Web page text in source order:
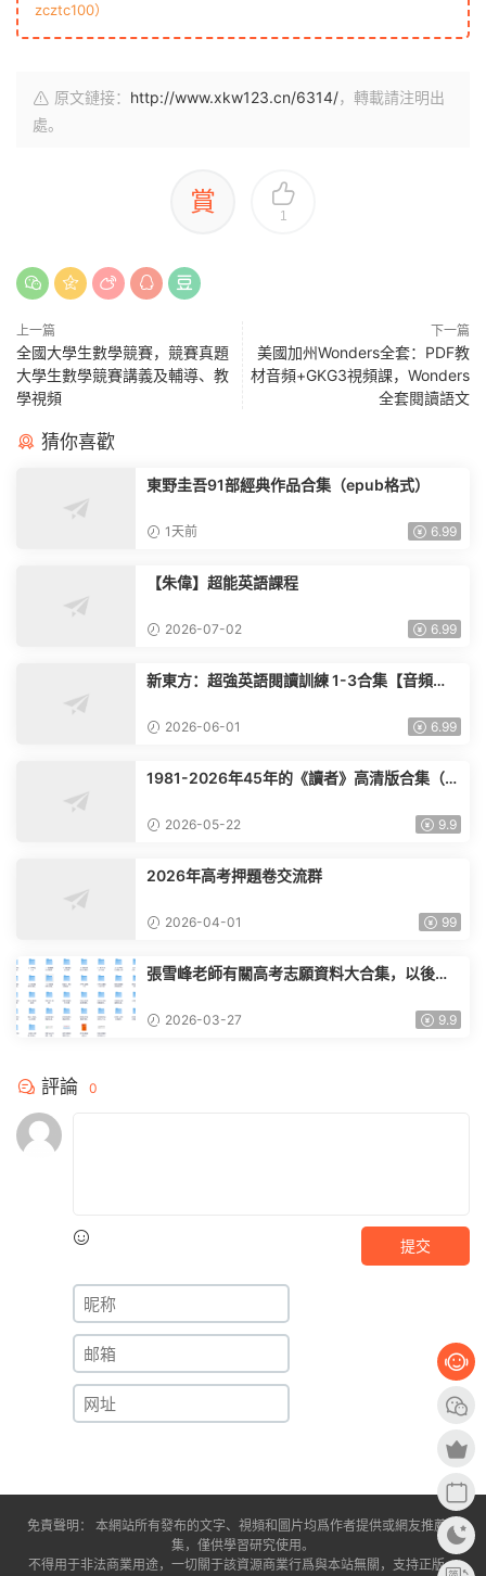
zcztc100）
原文鏈接： http://www.xkw123.cn/6314/，轉載請注明出
處。
賞 1
上一篇
全國大學生數學競賽，競賽真題
大學生數學競賽講義及輔導、教
學視頻
下一篇
美國加州Wonders全套：PDF教
材音頻+GKG3視頻課，Wonders
全套閱讀語文
猜你喜歡
東野圭吾91部經典作品合集（epub格式）
1天前 6.99
【朱偉】超能英語課程
2026-07-02 6.99
新東方：超強英語閱讀訓練 1-3合集【音頻
2026-06-01 6.99
1981-2026年45年的《讀者》高清版合集（持
2026-05-22 9.9
2026年高考押題卷交流群
2026-04-01 99
張雪峰老師有關高考志願資料大合集，以後就
2026-03-27 9.9
評論 0
提交
免責聲明： 本網站所有發布的文字、視頻和圖片均爲作者提供或網友推薦收
集，僅供學習研究使用。
不得用于非法商業用途，一切關于該資源商業行爲與本站無關，支持正版。